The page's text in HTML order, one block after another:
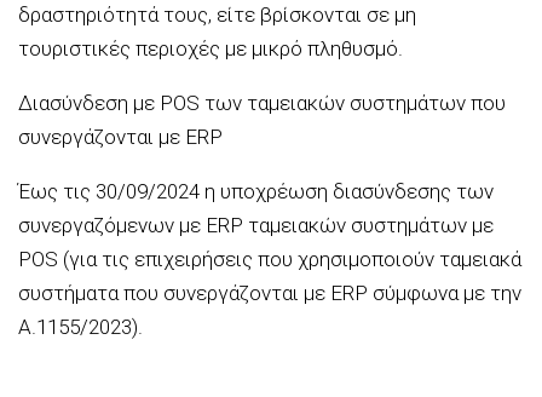
δραστηριότητά τους, είτε βρίσκονται σε μη
τουριστικές περιοχές με μικρό πληθυσμό.
Διασύνδεση με POS των ταμειακών συστημάτων που
συνεργάζονται με ERP
Έως τις 30/09/2024 η υποχρέωση διασύνδεσης των
συνεργαζόμενων με ERP ταμειακών συστημάτων με
POS (για τις επιχειρήσεις που χρησιμοποιούν ταμειακά
συστήματα που συνεργάζονται με ERP σύμφωνα με την
Α.1155/2023).